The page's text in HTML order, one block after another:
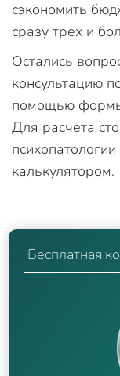
сэкономить
сразу трех и
Остались
консультацию
помощью формы
Для расчета
калькулятором.
Бесплатная